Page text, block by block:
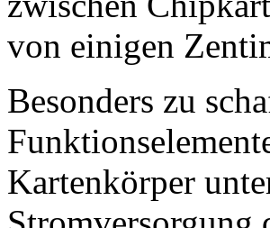
von einigen
Besonders zu
Kartenkörper